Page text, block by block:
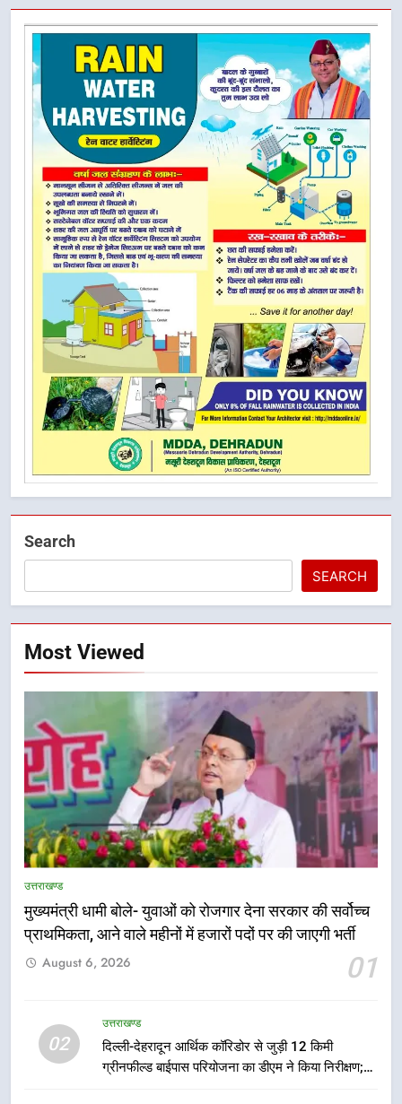
Search
SEARCH
Most Viewed
उत्तराखण्ड
मुख्यमंत्री धामी बोले- युवाओं को रोजगार देना सरकार की सर्वोच्च
प्राथमिकता, आने वाले महीनों में हजारों पदों पर की जाएगी भर्ती
01
August 6, 2026
02
उत्तराखण्ड
दिल्ली-देहरादून आर्थिक कॉरिडोर से जुड़ी 12 किमी
ग्रीनफील्ड बाईपास परियोजना का डीएम ने किया निरीक्षण;
5
एमडीडीए बोर्ड बैठक में 25 विकास प्रस्तावों
नियोजित विकास को मिलेगी रफ्तार
उत्तराखण्ड
6
मुख्यमंत्री पुष्कर सिंह धामी के दिशा-निर्देशों